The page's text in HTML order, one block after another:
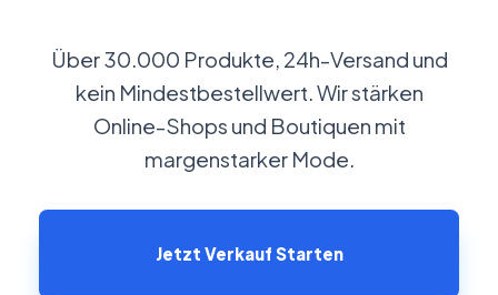
Über 30.000 Produkte, 24h-Versand und
kein Mindestbestellwert. Wir stärken
Online-Shops und Boutiquen mit
margenstarker Mode.
Jetzt Verkauf Starten